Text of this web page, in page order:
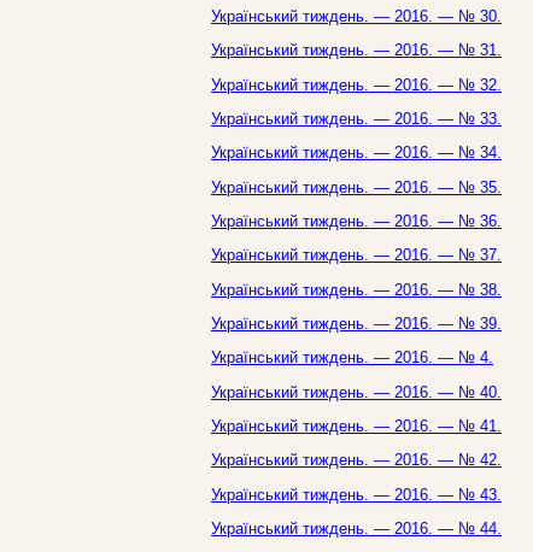
Український тиждень. — 2016. — № 30.
Український тиждень. — 2016. — № 31.
Український тиждень. — 2016. — № 32.
Український тиждень. — 2016. — № 33.
Український тиждень. — 2016. — № 34.
Український тиждень. — 2016. — № 35.
Український тиждень. — 2016. — № 36.
Український тиждень. — 2016. — № 37.
Український тиждень. — 2016. — № 38.
Український тиждень. — 2016. — № 39.
Український тиждень. — 2016. — № 4.
Український тиждень. — 2016. — № 40.
Український тиждень. — 2016. — № 41.
Український тиждень. — 2016. — № 42.
Український тиждень. — 2016. — № 43.
Український тиждень. — 2016. — № 44.